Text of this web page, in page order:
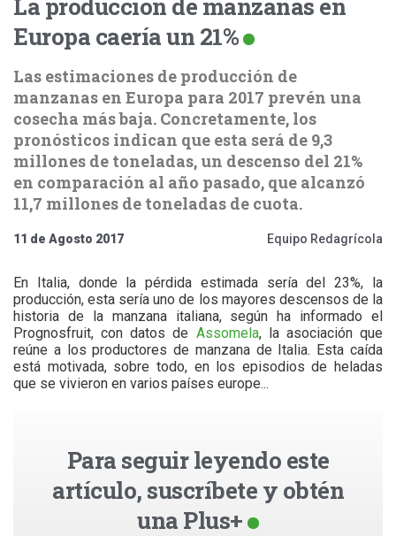
La producción de manzanas en
Europa caería un 21%
Las estimaciones de producción de
manzanas en Europa para 2017 prevén una
cosecha más baja. Concretamente, los
pronósticos indican que esta será de 9,3
millones de toneladas, un descenso del 21%
en comparación al año pasado, que alcanzó
11,7 millones de toneladas de cuota.
11 de Agosto 2017 Equipo Redagrícola
En Italia, donde la pérdida estimada sería del 23%, la
producción, esta sería uno de los mayores descensos de la
historia de la manzana italiana, según ha informado el
Prognosfruit, con datos de Assomela, la asociación que
reúne a los productores de manzana de Italia. Esta caída
está motivada, sobre todo, en los episodios de heladas
que se vivieron en varios países europe...
Para seguir leyendo este
artículo, suscríbete y obtén
una Plus+